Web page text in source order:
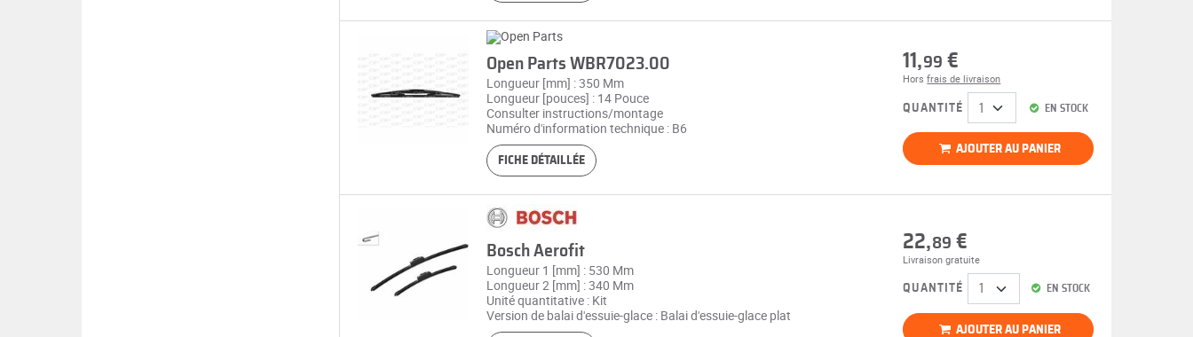
Open Parts WBR7023.00
Longueur [mm] : 350 Mm
Longueur [pouces] : 14 Pouce
Consulter instructions/montage
Numéro d'information technique : B6
FICHE DÉTAILLÉE
11,99 €
Horsfrais de livraison
EN STOCK
QUANTITÉ
AJOUTER AU PANIER
Bosch Aerofit
Longueur 1 [mm] : 530 Mm
Longueur 2 [mm] : 340 Mm
Unité quantitative : Kit
Version de balai d'essuie-glace : Balai d'essuie-glace plat
22,89 €
Livraison gratuite
EN STOCK
QUANTITÉ
AJOUTER AU PANIER